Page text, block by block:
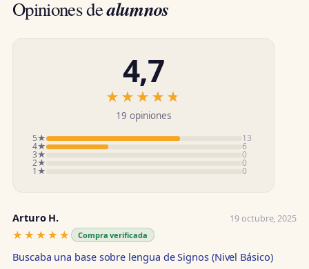
Opiniones dealumnos
4,7
★★★★★
★★★★★
19 opiniones
5★ 13
4★ 6
3★ 0
2★ 0
1★ 0
Arturo H. 19 octubre, 2025
★★★★★
★★★★★ Compra verificada
Buscaba una base sobre lengua de Signos (Nivel Básico)